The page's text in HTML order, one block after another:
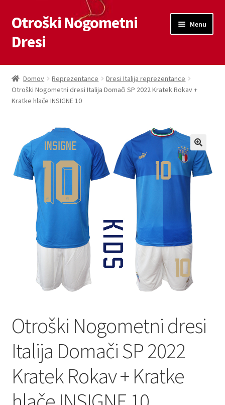
Skip
to
navigation
Skip
to
content
Otroški Nogometni
Dresi
Menu
Domov
Blog
Košarica
Moj račun
Trgovina
Zaključek nakupa
Domov Reprezentance
Dresi Italija reprezentance
Otroški Nogometni dresi Italija Domači SP 2022 Kratek Rokav +
Kratke hlače INSIGNE 10
Otroški Nogometni dresi
Italija Domači SP 2022
Kratek Rokav + Kratke